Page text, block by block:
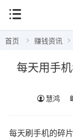
首页 赚钱资讯
每天用手
慧鸿
每天刷手机的碎